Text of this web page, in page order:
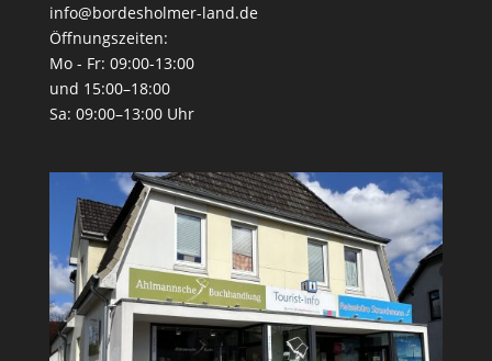
info@bordesholmer-land.de
Öffnungszeiten:
Mo - Fr: 09:00-13:00
und 15:00–18:00
Sa: 09:00–13:00 Uhr